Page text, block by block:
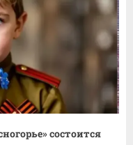
состоится